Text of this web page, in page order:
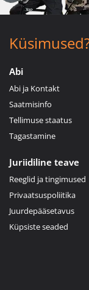
Abi
Abi ja Kontakt
Saatmisinfo
Tellimuse staatus
Tagastamine
Juriidiline teave
Reeglid ja tingimused
Privaatsuspoliitika
Juurdepääsetavus
Küpsiste seaded